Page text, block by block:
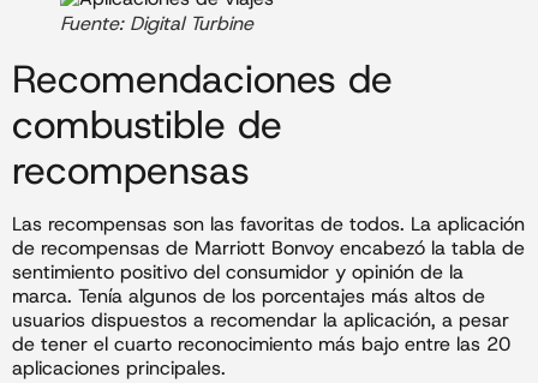
Fuente: Digital Turbine
Recomendaciones de
combustible de
recompensas
Las recompensas son las favoritas de todos. La aplicación
de recompensas de Marriott Bonvoy encabezó la tabla de
sentimiento positivo del consumidor y opinión de la
marca. Tenía algunos de los porcentajes más altos de
usuarios dispuestos a recomendar la aplicación, a pesar
de tener el cuarto reconocimiento más bajo entre las 20
aplicaciones principales.